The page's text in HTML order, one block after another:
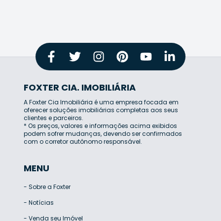
FOXTER CIA. IMOBILIÁRIA
A Foxter Cia Imobiliária é uma empresa focada em
oferecer soluções imobiliárias completas aos seus
clientes e parceiros.
* Os preços, valores e informações acima exibidos
podem sofrer mudanças, devendo ser confirmados
com o corretor autônomo responsável.
MENU
- Sobre a Foxter
- Notícias
- Venda seu Imóvel